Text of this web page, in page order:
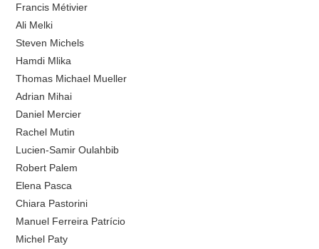
Francis Métivier
Ali Melki
Steven Michels
Hamdi Mlika
Thomas Michael Mueller
Adrian Mihai
Daniel Mercier
Rachel Mutin
Lucien-Samir Oulahbib
Robert Palem
Elena Pasca
Chiara Pastorini
Manuel Ferreira Patrício
Michel Paty